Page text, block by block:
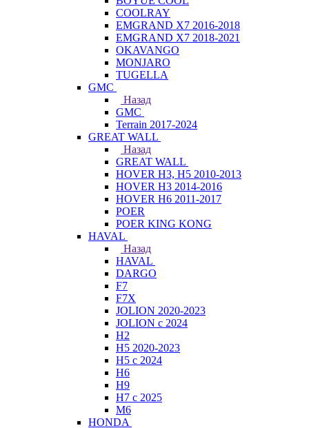
COOLRAY
EMGRAND X7 2016-2018
EMGRAND X7 2018-2021
OKAVANGO
MONJARO
TUGELLA
GMC
Назад
GMC
Terrain 2017-2024
GREAT WALL
Назад
GREAT WALL
HOVER H3, H5 2010-2013
HOVER H3 2014-2016
HOVER H6 2011-2017
POER
POER KING KONG
HAVAL
Назад
HAVAL
DARGO
F7
F7X
JOLION 2020-2023
JOLION с 2024
H2
H5 2020-2023
H5 с 2024
H6
H9
H7 с 2025
M6
HONDA